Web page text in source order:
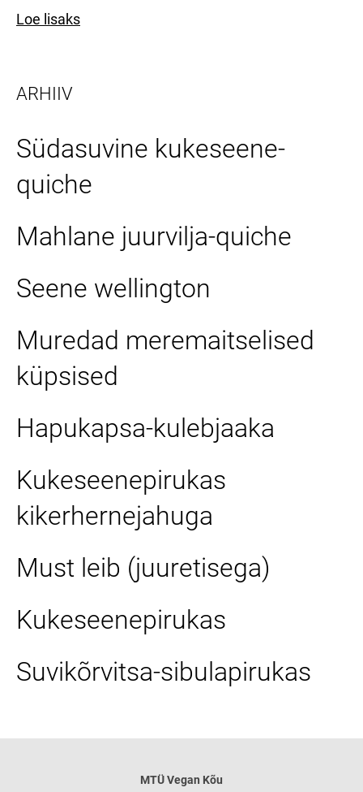
Loe lisaks
ARHIIV
Südasuvine kukeseene-
quiche
Mahlane juurvilja-quiche
Seene wellington
Muredad meremaitselised
küpsised
Hapukapsa-kulebjaaka
Kukeseenepirukas
kikerhernejahuga
Must leib (juuretisega)
Kukeseenepirukas
Suvikõrvitsa-sibulapirukas
MTÜVegan Kõu